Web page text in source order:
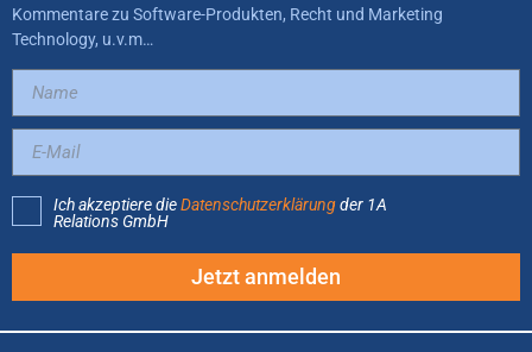
Kommentare zu Software-Produkten, Recht und Marketing
Technology, u.v.m…
Ich akzeptiere dieDatenschutzerklärungder 1A
Relations GmbH
Jetzt anmelden